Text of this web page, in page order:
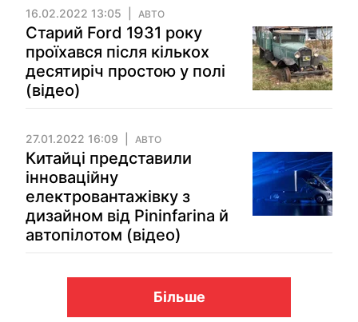
16.02.2022 13:05 АВТО
Старий Ford 1931 року
проїхався після кількох
десятиріч простою у полі
(відео)
27.01.2022 16:09 АВТО
Китайці представили
інноваційну
електровантажівку з
дизайном від Pininfarina й
автопілотом (відео)
Більше